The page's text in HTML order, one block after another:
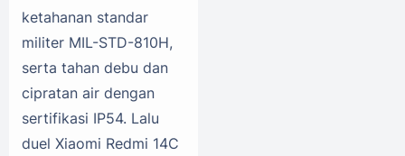
ketahanan standar
militer MIL-STD-810H,
serta tahan debu dan
cipratan air dengan
sertifikasi IP54. Lalu
duel Xiaomi Redmi 14C